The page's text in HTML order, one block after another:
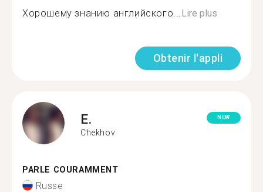
Хорошему знанию английского...Lire plus
Obtenir l'appli
E.
Chekhov
NEW
PARLE COURAMMENT
Russe